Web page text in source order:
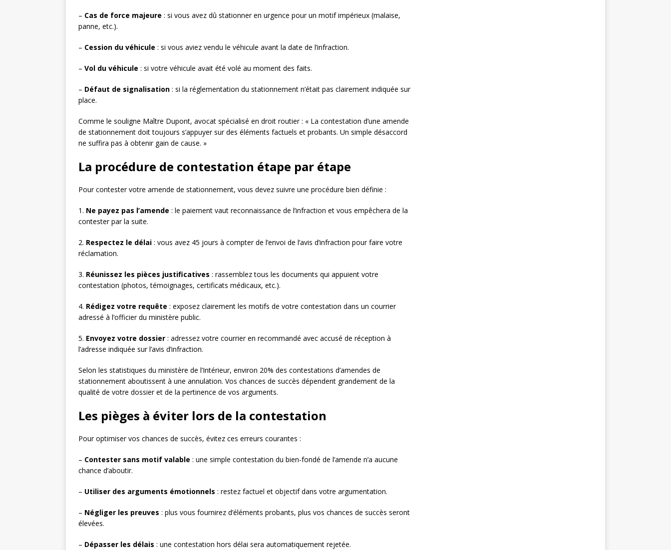
– Cas de force majeure : si vous avez dû stationner en urgence pour un motif impérieux (malaise,
panne, etc.).
– Cession du véhicule : si vous aviez vendu le véhicule avant la date de l’infraction.
– Vol du véhicule : si votre véhicule avait été volé au moment des faits.
– Défaut de signalisation : si la réglementation du stationnement n’était pas clairement indiquée sur
place.
Comme le souligne Maître Dupont, avocat spécialisé en droit routier : « La contestation d’une amende
de stationnement doit toujours s’appuyer sur des éléments factuels et probants. Un simple désaccord
ne suffira pas à obtenir gain de cause. »
La procédure de contestation étape par étape
Pour contester votre amende de stationnement, vous devez suivre une procédure bien définie :
1. Ne payez pas l’amende : le paiement vaut reconnaissance de l’infraction et vous empêchera de la
contester par la suite.
2. Respectez le délai : vous avez 45 jours à compter de l’envoi de l’avis d’infraction pour faire votre
réclamation.
3. Réunissez les pièces justificatives : rassemblez tous les documents qui appuient votre
contestation (photos, témoignages, certificats médicaux, etc.).
4. Rédigez votre requête : exposez clairement les motifs de votre contestation dans un courrier
adressé à l’officier du ministère public.
5. Envoyez votre dossier : adressez votre courrier en recommandé avec accusé de réception à
l’adresse indiquée sur l’avis d’infraction.
Selon les statistiques du ministère de l’Intérieur, environ 20% des contestations d’amendes de
stationnement aboutissent à une annulation. Vos chances de succès dépendent grandement de la
qualité de votre dossier et de la pertinence de vos arguments.
Les pièges à éviter lors de la contestation
Pour optimiser vos chances de succès, évitez ces erreurs courantes :
– Contester sans motif valable : une simple contestation du bien-fondé de l’amende n’a aucune
chance d’aboutir.
– Utiliser des arguments émotionnels : restez factuel et objectif dans votre argumentation.
– Négliger les preuves : plus vous fournirez d’éléments probants, plus vos chances de succès seront
élevées.
– Dépasser les délais : une contestation hors délai sera automatiquement rejetée.